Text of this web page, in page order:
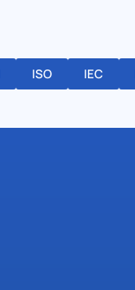
ISO IEC